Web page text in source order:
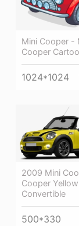
Mini Cooper -
Cooper
1024*1024
2009 Mini
Cooper Yellow
Convertible
500*330